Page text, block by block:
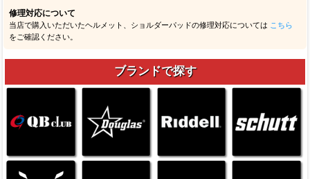
修理対応について
当店で購入いただいたヘルメット、ショルダーパッドの修理対応については こちら
をご確認ください。
ブランドで探す